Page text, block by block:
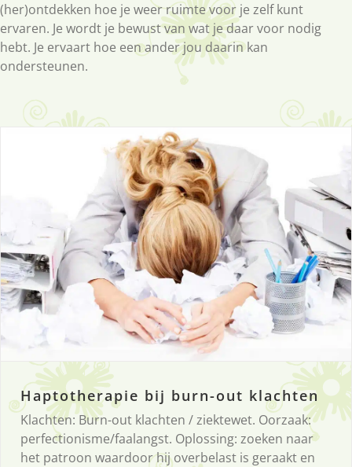
(her)ontdekken hoe je weer ruimte voor je zelf kunt
ervaren. Je wordt je bewust van wat je daar voor nodig
hebt. Je ervaart hoe een ander jou daarin kan
ondersteunen.
Haptotherapie bij burn-out klachten
Klachten: Burn-out klachten / ziektewet. Oorzaak:
perfectionisme/faalangst. Oplossing: zoeken naar
het patroon waardoor hij overbelast is geraakt en